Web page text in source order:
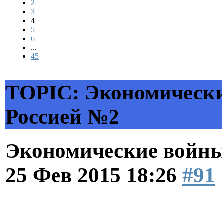
2
3
4
5
6
...
45
TOPIC:
Россией №2
Экономические
25 Фев 2015 18:26 #91